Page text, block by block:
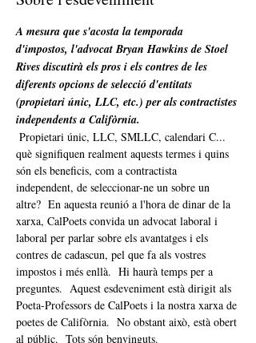
A mesura que s'acosta la temporada
d'impostos, l'advocat Bryan Hawkins de Stoel
Rives discutirà els pros i els contres de les
diferents opcions de selecció d'entitats
(propietari únic, LLC, etc.) per als contractistes
independents a Califòrnia.
què signifiquen realment aquests termes i quins
són els beneficis, com a contractista
independent, de seleccionar-ne un sobre un
altre?  En aquesta reunió a l'hora de dinar de la
xarxa, CalPoets convida un advocat laboral i
laboral per parlar sobre els avantatges i els
contres de cadascun, pel que fa als vostres
impostos i més enllà.  Hi haurà temps per a
preguntes.  Aquest esdeveniment està dirigit als
Poeta-Professors de CalPoets i la nostra xarxa de
poetes de Califòrnia.  No obstant això, està obert
al públic.  Tots són benvinguts.